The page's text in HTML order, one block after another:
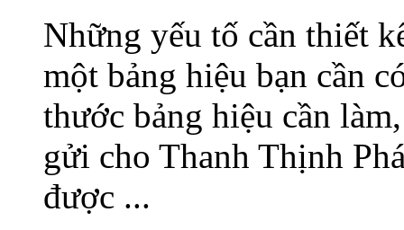
Những yếu tố cần thiết
một bảng hiệu bạn cần
thước bảng hiệu cần
gửi cho Thanh Thịnh
được ...